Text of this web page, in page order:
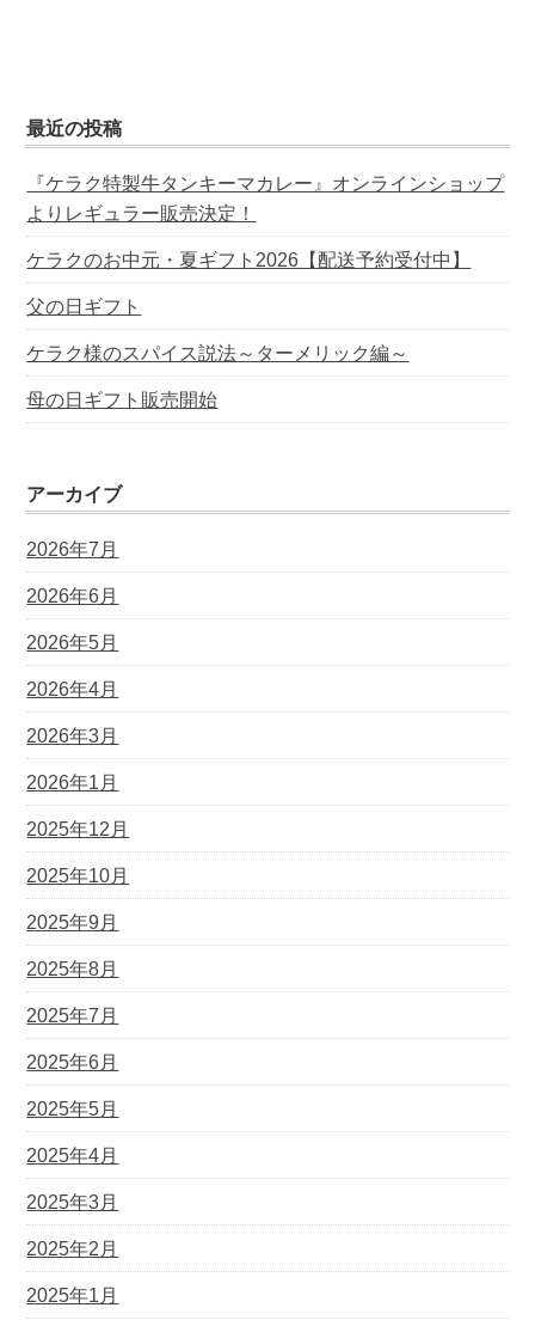
最近の投稿
『ケラク特製牛タンキーマカレー』オンラインショップ
よりレギュラー販売決定！
ケラクのお中元・夏ギフト2026【配送予約受付中】
父の日ギフト
ケラク様のスパイス説法～ターメリック編～
母の日ギフト販売開始
アーカイブ
2026年7月
2026年6月
2026年5月
2026年4月
2026年3月
2026年1月
2025年12月
2025年10月
2025年9月
2025年8月
2025年7月
2025年6月
2025年5月
2025年4月
2025年3月
2025年2月
2025年1月